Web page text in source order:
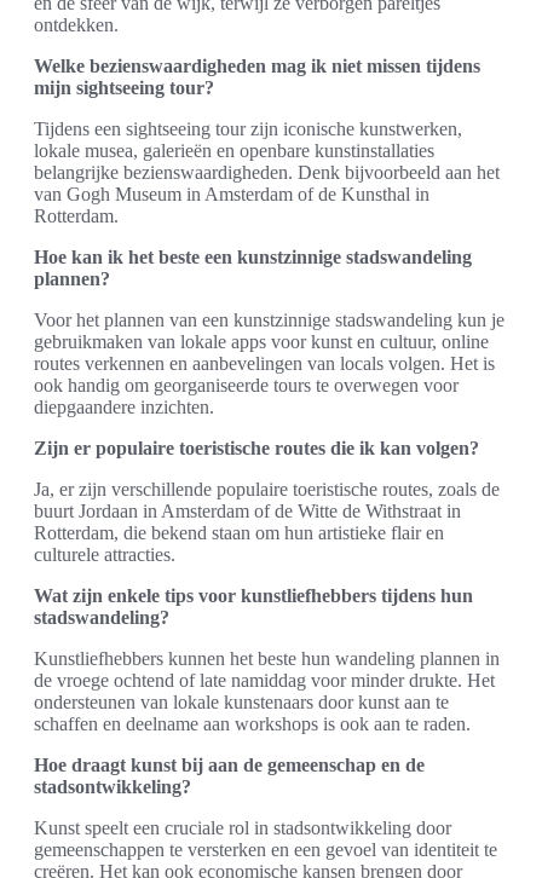
ontdekken.
Welke bezienswaardigheden mag ik niet missen tijdens
mijn sightseeing tour?
Tijdens een sightseeing tour zijn iconische kunstwerken,
lokale musea, galerieën en openbare kunstinstallaties
belangrijke bezienswaardigheden. Denk bijvoorbeeld aan het
van Gogh Museum in Amsterdam of de Kunsthal in
Rotterdam.
Hoe kan ik het beste een kunstzinnige stadswandeling
plannen?
Voor het plannen van een kunstzinnige stadswandeling kun je
gebruikmaken van lokale apps voor kunst en cultuur, online
routes verkennen en aanbevelingen van locals volgen. Het is
ook handig om georganiseerde tours te overwegen voor
diepgaandere inzichten.
Zijn er populaire toeristische routes die ik kan volgen?
Ja, er zijn verschillende populaire toeristische routes, zoals de
buurt Jordaan in Amsterdam of de Witte de Withstraat in
Rotterdam, die bekend staan om hun artistieke flair en
culturele attracties.
Wat zijn enkele tips voor kunstliefhebbers tijdens hun
stadswandeling?
Kunstliefhebbers kunnen het beste hun wandeling plannen in
de vroege ochtend of late namiddag voor minder drukte. Het
ondersteunen van lokale kunstenaars door kunst aan te
schaffen en deelname aan workshops is ook aan te raden.
Hoe draagt kunst bij aan de gemeenschap en de
stadsontwikkeling?
Kunst speelt een cruciale rol in stadsontwikkeling door
gemeenschappen te versterken en een gevoel van identiteit te
creëren. Het kan ook economische kansen brengen door